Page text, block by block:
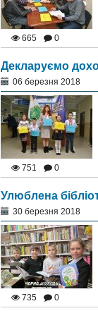
665 0
Декларуємо
06 березня 2018
751 0
Улюблена
30 березня 2018
735 0